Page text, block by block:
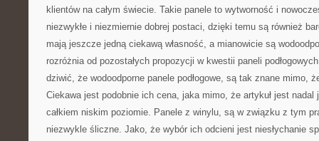
klientów na całym świecie. Takie panele to wytworność i
niezwykłe i niezmiernie dobrej postaci, dzięki temu są również
mają jeszcze jedną ciekawą własność, a mianowicie są
rozróżnia od pozostałych propozycji w kwestii paneli
dziwić, że wodoodporne panele podłogowe, są tak znane mimo,
Ciekawa jest podobnie ich cena, jaka mimo, że artykuł jest
całkiem niskim poziomie. Panele z winylu, są w związku z tym
niezwykle śliczne. Jako, że wybór ich odcieni jest niesłychanie